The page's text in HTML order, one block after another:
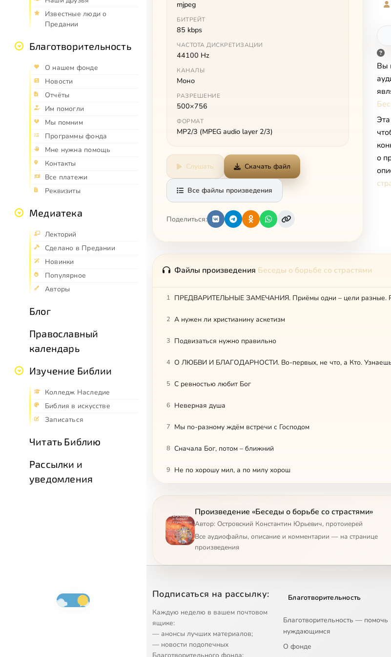
Известные люди о
Предании
Благотворительность
О нашем фонде
Новости
Отчёты
Им помогли
Мы помним
Программы фонда
Мне нужна помощь
Контакты
Все платежи
Реквизиты
Медиатека
Лекторий
Сделано в Предании
Новинки
Популярное
Авторы
Блог
Православный
календарь
Изучение Библии
Колледж Наследие
Библия в искусстве
Записаться
Читать Библию
Рассылки и
уведомления
mjpeg
БИТРЕЙТ
85 kbps
ЧАСТОТА ДИСКРЕТИЗАЦИИ
44100 Hz
КАНАЛЫ
Моно
РАЗРЕШЕНИЕ
500×756
ФОРМАТ
MP2/3 (MPEG audio layer 2/3)
Слушать Скачать файл
Все файлы произведения
Поделиться:
Вы
о
Файлы произведения Беседы о борьбе со страстями
1
2 А нужен ли христианину аскетизм
3 Подвизаться нужно правильно
4 О ЛЮБВИ И БЛАГОДАРНОСТИ. Во-первых, не что, а Кто.
5 С ревностью любит Бог
6 Неверная душа
7 Мы по-разному ждём встречи с Господом
8 Сначала Бог, потом – ближний
9 Не по хорошу мил, а по милу хорош
Блаженные радость и печаль
12 Станьте как дети
15 Любящий не знает, чем гордиться
16 Заповеди – дар Любви
17 Страшный Суд всепрощающей любви
Произведение «Беседы о борьбе со страстями»
Автор: Островский Константин Юрьевич, протоиерей
Все аудиофайлы, описание и комментарии — на странице
произведения
Подписаться на рассылку:
Каждую неделю в вашем почтовом
ящике:
— анонсы лучших материалов;
— новости подопечных
Благотворительность
Благотворительность — помочь
нуждающимся
О фонде